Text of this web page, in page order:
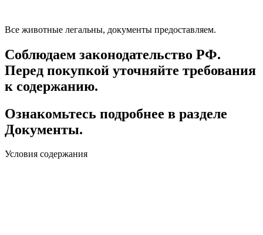
Все животные легальны, документы предоставляем.
Соблюдаем законодательство РФ.
Перед покупкой уточняйте требования
к содержанию.
Ознакомьтесь подробнее в разделе
Документы.
Условия содержания